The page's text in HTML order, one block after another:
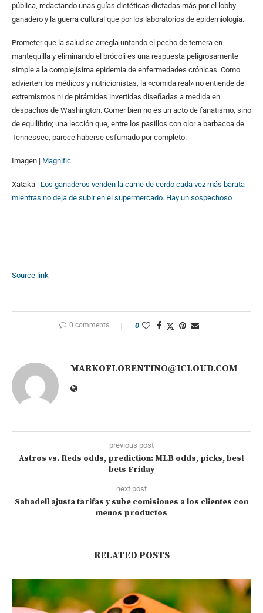
pública, redactando unas guías dietéticas dictadas más por el lobby
ganadero y la guerra cultural que por los laboratorios de epidemiología.
Prometer que la salud se arregla untando el pecho de ternera en
mantequilla y eliminando el brócoli es una respuesta peligrosamente
simple a la complejísima epidemia de enfermedades crónicas. Como
advierten los médicos y nutricionistas, la «comida real» no entiende de
extremismos ni de pirámides invertidas diseñadas a medida en
despachos de Washington. Comer bien no es un acto de fanatismo, sino
de equilibrio; una lección que, entre los pasillos con olor a barbacoa de
Tennessee, parece haberse esfumado por completo.
Imagen | Magnific
Xataka | Los ganaderos venden la carne de cerdo cada vez más barata
mientras no deja de subir en el supermercado. Hay un sospechoso
Source link
0 comments 0
MARKOFLORENTINO@ICLOUD.COM
previous post
Astros vs. Reds odds, prediction: MLB odds, picks, best
bets Friday
next post
Sabadell ajusta tarifas y sube comisiones a los clientes con
menos productos
RELATED POSTS